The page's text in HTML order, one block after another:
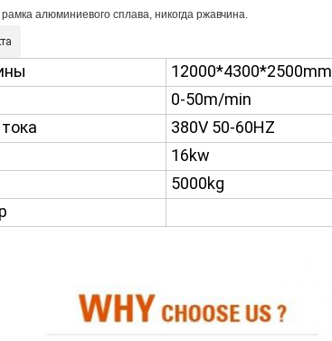
алюминиевого сплава, никогда ржавчина.
12000*4300*2500mm
0-50m/min
380V 50-60HZ
16kw
5000kg